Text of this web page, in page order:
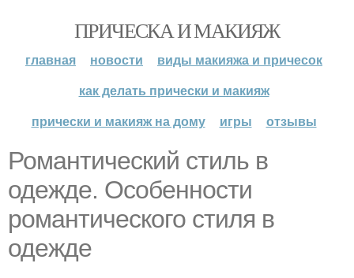
ПРИЧЕСКА И МАКИЯЖ
главная новости
виды макияжа и причесок
как делать прически и макияж
прически и макияж на дому
игры отзывы
Романтический стиль в
одежде. Особенности
романтического стиля в
одежде